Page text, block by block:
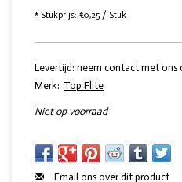
* Stukprijs: €0,25 / Stuk
Levertijd: neem contact met ons
Merk: Top Flite
Niet op voorraad
Email ons over dit product